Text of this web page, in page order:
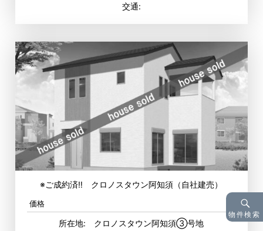
交通:
※ご成約済‼ クロノスタウン阿知須（自社建売）
価格
所在地: クロノスタウン阿知須③号地
物件検索